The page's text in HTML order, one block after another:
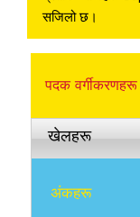
सजिलो छ।
पदक वर्गीकरणहरू
खेलहरू
अंकहरू